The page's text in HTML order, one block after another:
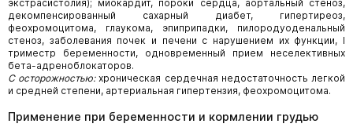
экстрасистолия); миокардит, пороки сердца, аортальный стеноз,
декомпенсированный сахарный диабет, гипертиреоз,
феохромоцитома, глаукома, эпиприпадки, пилородуоденальный
стеноз, заболевания почек и печени с нарушением их функции, I
триместр беременности, одновременный прием неселективных
бета-адреноблокаторов.
С осторожностью:хроническая сердечная недостаточность легкой
и средней степени, артериальная гипертензия, феохромоцитома.
Применение при беременности и кормлении грудью